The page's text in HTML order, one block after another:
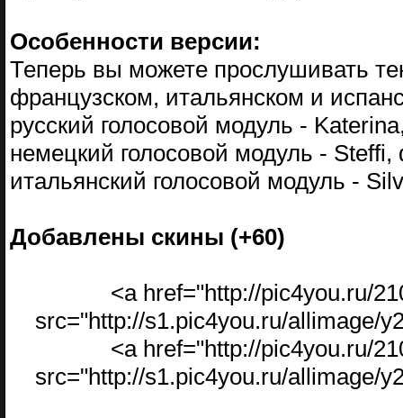
Особенности версии:
Теперь вы можете прослушивать
французском, итальянском и
русский голосовой модуль -
немецкий голосовой модуль -
итальянский голосовой модуль -
Добавлены скины (+60)
<a href="http://pic4you.ru/
src="http://s1.pic4you.ru/allimage/
<a href="http://pic4you.ru/
src="http://s1.pic4you.ru/allimage/